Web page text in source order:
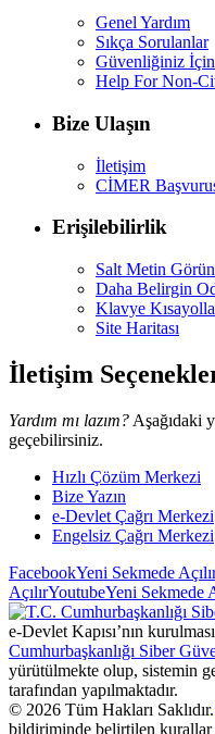
Genel Yardım
Sıkça Sorulanlar
Güvenliğiniz İçin
Help For Non-
Bize Ulaşın
İletişim
CİMER
Erişilebilirlik
Salt Metin
Daha Belirgin
Klavye
Site Haritası
İletişim
Yardım mı lazım? Aşağıdaki
geçebilirsiniz.
Hızlı Çözüm Merkezi
Bize Yazın
e-Devlet Çağrı Merkezi
Engelsiz Çağrı Merkezi
FacebookYeni Sekmede
AçılırYoutubeYeni Sekmede
e-Devlet Kapısı’nın
Cumhurbaşkanlığı Siber
yürütülmekte olup, sistemin
tarafından yapılmaktadır.
© 2026 Tüm Hakları Saklıdır.
bildiriminde belirtilen kurallar